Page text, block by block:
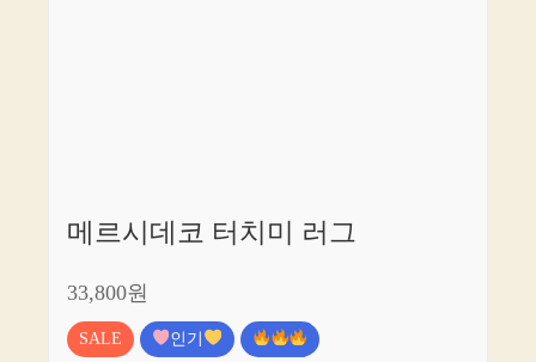
메르시데코 터치미 러그
33,800원
SALE 인기